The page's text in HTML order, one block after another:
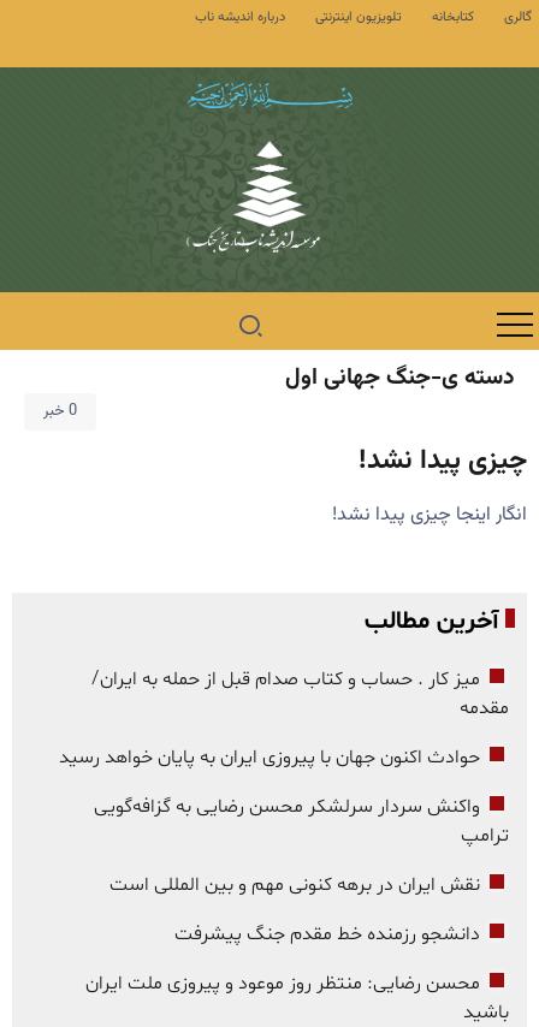
گالری کتابخانه تلویزیون اینترنتی درباره اندیشه ناب
دسته ی-جنگ جهانی اول
0 خبر
چیزی پیدا نشد!
انگار اینجا چیزی پیدا نشد!
آخرین مطالب
میز کار . حساب و کتاب صدام قبل از حمله به ایران/
مقدمه
حوادث اکنون جهان با پیروزی ایران به پایان خواهد رسید
واکنش سردار سرلشکر محسن رضایی به گزافه‌گویی
ترامپ
نقش ایران در برهه کنونی مهم و بین المللی است
دانشجو رزمنده خط مقدم جنگ پیشرفت
محسن رضایی: منتظر روز موعود و پیروزی ملت ایران
باشید